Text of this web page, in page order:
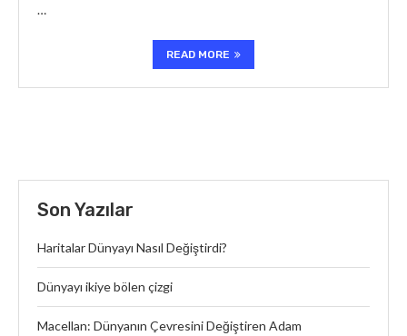
…
READ MORE
Son Yazılar
Haritalar Dünyayı Nasıl Değiştirdi?
Dünyayı ikiye bölen çizgi
Macellan: Dünyanın Çevresini Değiştiren Adam